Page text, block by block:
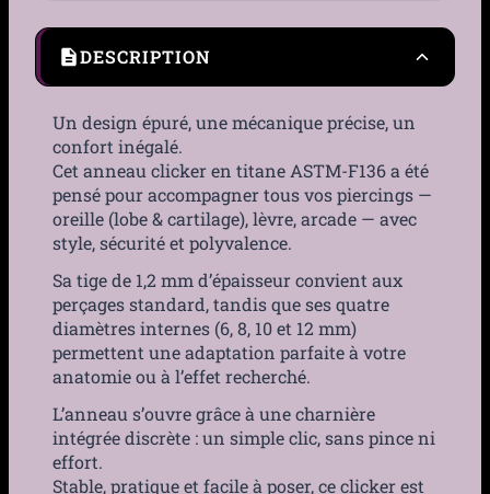
DESCRIPTION
Un design épuré, une mécanique précise, un
confort inégalé.
Cet anneau clicker en titane ASTM-F136 a été
pensé pour accompagner tous vos piercings —
oreille (lobe & cartilage), lèvre, arcade — avec
style, sécurité et polyvalence.
Sa tige de 1,2 mm d’épaisseur convient aux
perçages standard, tandis que ses quatre
diamètres internes (6, 8, 10 et 12 mm)
permettent une adaptation parfaite à votre
anatomie ou à l’effet recherché.
L’anneau s’ouvre grâce à une charnière
intégrée discrète : un simple clic, sans pince ni
effort.
Stable, pratique et facile à poser, ce clicker est